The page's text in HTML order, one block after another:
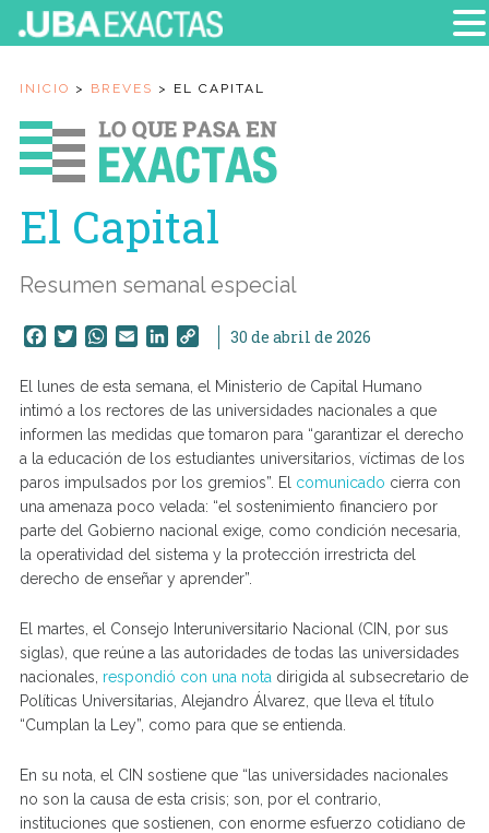
INICIO > BREVES > EL CAPITAL
El Capital
Resumen semanal especial
Facebook
TwitterWhatsApp
EmailLinkedIn
Copy30 de abril de 2026
El lunes de esta semana, el Ministerio de Capital Humano
intimó a los rectores de las universidades nacionales a que
informen las medidas que tomaron para “garantizar el derecho
a la educación de los estudiantes universitarios, víctimas de los
paros impulsados por los gremios”. El comunicado cierra con
una amenaza poco velada: “el sostenimiento financiero por
parte del Gobierno nacional exige, como condición necesaria,
la operatividad del sistema y la protección irrestricta del
derecho de enseñar y aprender”.
El martes, el Consejo Interuniversitario Nacional (CIN, por sus
siglas), que reúne a las autoridades de todas las universidades
nacionales, respondió con una nota dirigida al subsecretario de
Políticas Universitarias, Alejandro Álvarez, que lleva el título
“Cumplan la Ley”, como para que se entienda.
En su nota, el CIN sostiene que “las universidades nacionales
no son la causa de esta crisis; son, por el contrario,
instituciones que sostienen, con enorme esfuerzo cotidiano de